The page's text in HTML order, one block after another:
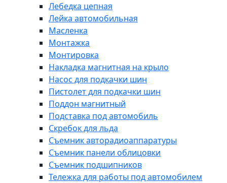
Лебедка цепная
Лейка автомобильная
Масленка
Монтажка
Монтировка
Накладка магнитная на крыло
Насос для подкачки шин
Пистолет для подкачки шин
Поддон магнитный
Подставка под автомобиль
Скребок для льда
Съемник авторадиоаппаратуры
Съемник панели облицовки
Съемник подшипников
Тележка для работы под автомобилем